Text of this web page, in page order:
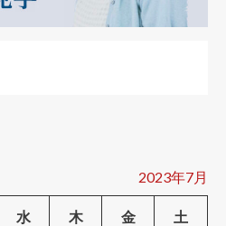
2023年7月
水 木 金 土